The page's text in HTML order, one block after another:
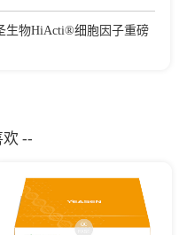
生物HiActi®细胞因子重磅
--